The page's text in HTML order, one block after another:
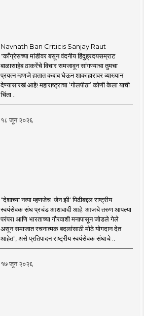
Navnath Ban Criticis Sanjay Raut
"काँग्रेसच्या मांडीवर बसून वंदनीय हिंदुह्रदयसम्राट
बाळासाहेब ठाकरेंचे विचार समजावून सांगण्याचा तुमचा
प्रयत्न म्हणजे हातात कबाब घेऊन शाकाहारावर व्याख्यान
देण्यासारखं आहे! महाराष्ट्राचा ‘गोलपीठा’ कोणी केला याची
चिंता ..
१८ जून २०२६
"देशाच्या नव्या म्हणजेच 'जेन झी' पिढीबद्दल राष्ट्रीय
स्वयंसेवक संघ प्रचंड आशावादी आहे. आजचे तरुण आपल्या
परंपरा आणि भारताच्या गौरवाशी मनापासून जोडले गेले
असून समाजात रचनात्मक बदलांसाठी मोठे योगदान देत
आहेत", असे प्रतिपादन राष्ट्रीय स्वयंसेवक संघाचे ..
१७ जून २०२६